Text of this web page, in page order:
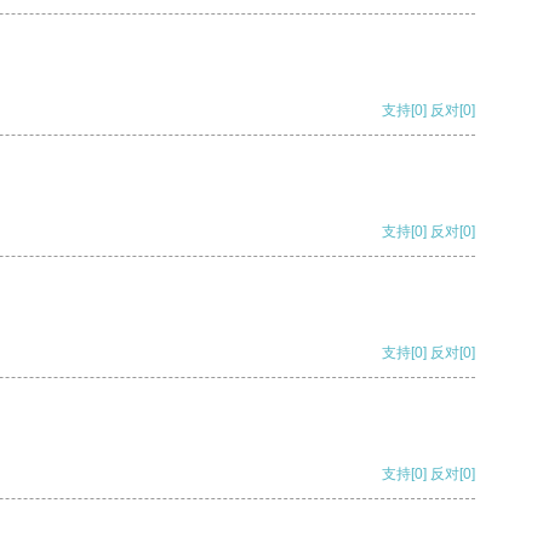
支持[0] 反对[0]
支持[0] 反对[0]
支持[0] 反对[0]
支持[0] 反对[0]